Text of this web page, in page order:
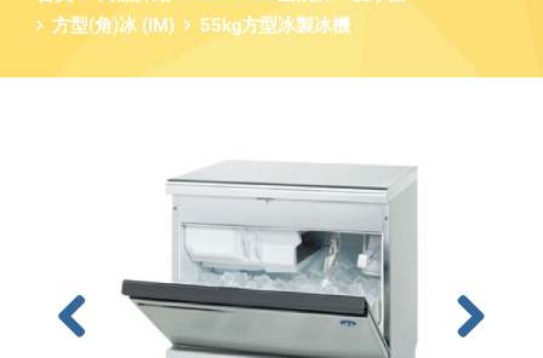
方型(角)冰 (IM)
55kg方型冰製冰機